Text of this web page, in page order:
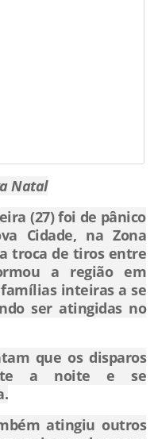
Natal
(27) foi de pânico
Cidade, na Zona
troca de tiros entre
a região em
inteiras a se
ser atingidas no
que os disparos
a noite e se
atingiu outros